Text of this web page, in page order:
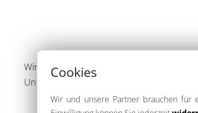
Wir von der Immobilien Lounge
Unsere Immobilienangebote finden Sie
Cookies
Wir und unsere Partner brauchen für